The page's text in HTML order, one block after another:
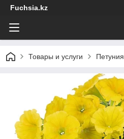
Fuchsia.kz
Товары и услуги Петуния